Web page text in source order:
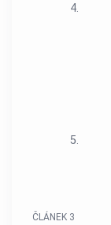
4.
5.
ČLÁNEK 3